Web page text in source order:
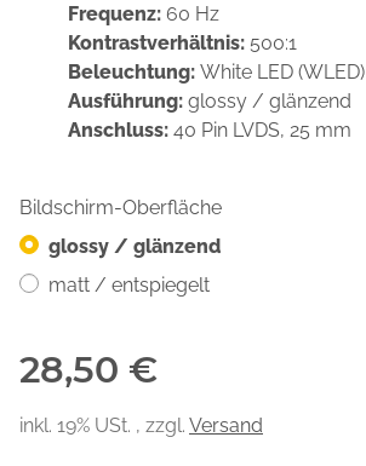
Frequenz: 60 Hz
Kontrastverhältnis: 500:1
Beleuchtung: White LED (WLED)
Ausführung: glossy / glänzend
Anschluss: 40 Pin LVDS, 25 mm
Bildschirm-Oberfläche
glossy / glänzend
matt / entspiegelt
28,50 €
inkl. 19% USt. , zzgl. Versand